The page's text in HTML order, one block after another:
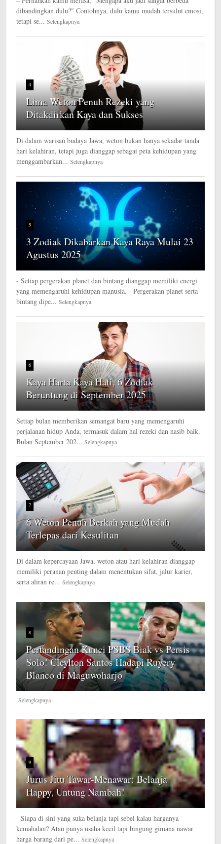
dibandingkan dulu?" Contohnya, dulu kamu mudah tersulut emosi,
tetapi se... Selengkapnya
4
Lima Weton Penuh Rezeki yang
Ditakdirkan Kaya dan Sukses
Di dalam warisan budaya Jawa, weton bukan hanya sekadar tanda
hari kelahiran, tetapi juga dianggap sebagai peta kehidupan yang
menggambarkan... Selengkapnya
5
3 Zodiak Dikabarkan Kaya Raya Mulai 23
Agustus 2025
- Setiap pergerakan planet dan bintang dianggap memiliki energi
yang memengaruhi kehidupan manusia. - Pergerakan planet serta
bintang dipe... Selengkapnya
6
Kaya Harta Kaya Hati, 6 Zodiak
Beruntung di September 2025
Setiap bulan memberikan semangat baru yang memengaruhi
perjalanan hidup Anda, termasuk dalam hal rezeki dan nasib baik.
Bulan September 202... Selengkapnya
7
6 Weton Penuh Berkah yang Mudah
Terlepas dari Kesulitan
Di dalam kepercayaan Jawa, weton atau hari kelahiran dianggap
memiliki peranan penting dalam menentukan sifat, jalur karier,
serta aliran re... Selengkapnya
8
Pertandingan Kunci PSBS Biak vs Persis
Solo! Cleylton Santos Hadapi Ruyery
Blanco di Maguwoharjo
Selengkapnya
9
Jurus Jitu Tawar-Menawar: Belanja
Happy, Untung Nambah!
Siapa di sini yang suka belanja tapi sebel kalau harganya
kemahalan? Atau punya usaha kecil tapi bingung gimana nawar
harga barang dari pe... Selengkapnya